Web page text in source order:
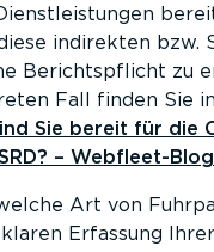
indirekten bzw.
Berichts­pflicht zu
Fall finden Sie
Sie bereit für die
– Webflee­t-Blog
Art von
Erfassung